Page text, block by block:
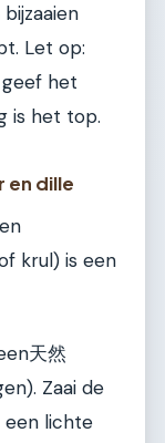
Let op:
geef het
is het top.
en dille
krul) is een
天然
Zaai de
een lichte